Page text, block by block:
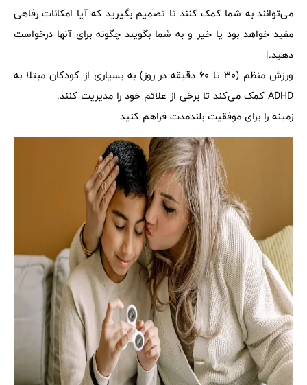
می‌توانند به شما کمک کنند تا تصمیم بگیرید که آیا امکانات رفاهی
مفید خواهد بود یا خیر و به شما بگویند چگونه برای آنها درخواست
دهید.|
ورزش منظم (30 تا 60 دقیقه در روز) به بسیاری از کودکان مبتلا به
ADHD کمک می‌کند تا برخی از علائم خود را مدیریت کنند.
زمینه را برای موفقیت بلندمدت فراهم کنید